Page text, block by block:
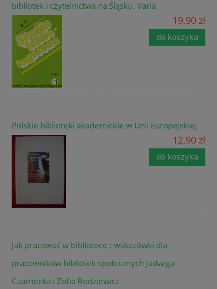
bibliotek i czytelnictwa na Śląsku. Varia
19,90 zł
do koszyka
Polskie biblioteki akademickie w Unii Europejskiej
12,90 zł
do koszyka
Jak pracować w bibliotece : wskazówki dla
pracowników bibliotek społecznych Jadwiga
Czarnecka i Zofia Rodziewicz